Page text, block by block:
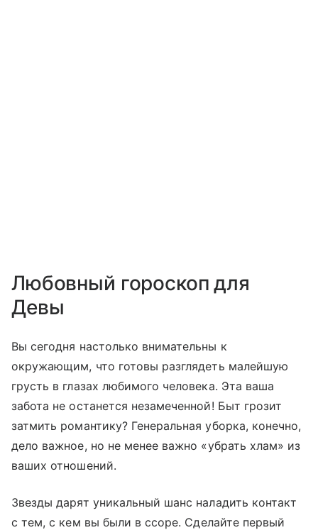
Любовный гороскоп для
Девы
Вы сегодня настолько внимательны к
окружающим, что готовы разглядеть малейшую
грусть в глазах любимого человека. Эта ваша
забота не останется незамеченной! Быт грозит
затмить романтику? Генеральная уборка, конечно,
дело важное, но не менее важно «убрать хлам» из
ваших отношений.
Звезды дарят уникальный шанс наладить контакт
с тем, с кем вы были в ссоре. Сделайте первый